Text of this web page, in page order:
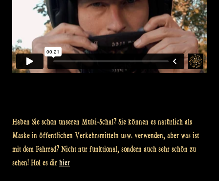
Haben Sie schon unseren Multi-Schal? Sie können es natürlich als
Maske in öffentlichen Verkehrsmitteln usw. verwenden, aber was ist
mit dem Fahrrad? Nicht nur funktional, sondern auch sehr schön zu
sehen! Hol es dir hier